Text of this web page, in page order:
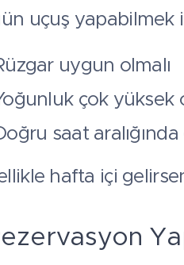
uçuş yapabilmek
uygun olmalı
çok yüksek
saat aralığında
hafta içi